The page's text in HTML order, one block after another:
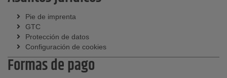
Pie de imprenta
GTC
Protección de datos
Configuración de cookies
Formas de pago